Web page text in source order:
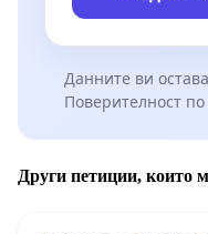
Данните ви
Поверителност
Други петиции, които